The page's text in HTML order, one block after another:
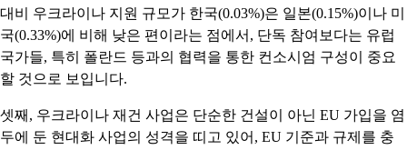
대비 우크라이나 지원 규모가 한국(0.03%)은 일본(0.15%)이나 미
국(0.33%)에 비해 낮은 편이라는 점에서, 단독 참여보다는 유럽
국가들, 특히 폴란드 등과의 협력을 통한 컨소시엄 구성이 중요
할 것으로 보입니다.
셋째, 우크라이나 재건 사업은 단순한 건설이 아닌 EU 가입을 염
두에 둔 현대화 사업의 성격을 띠고 있어, EU 기준과 규제를 충